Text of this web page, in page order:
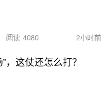
阅读 4080 2小时前
，这仗还怎么打？